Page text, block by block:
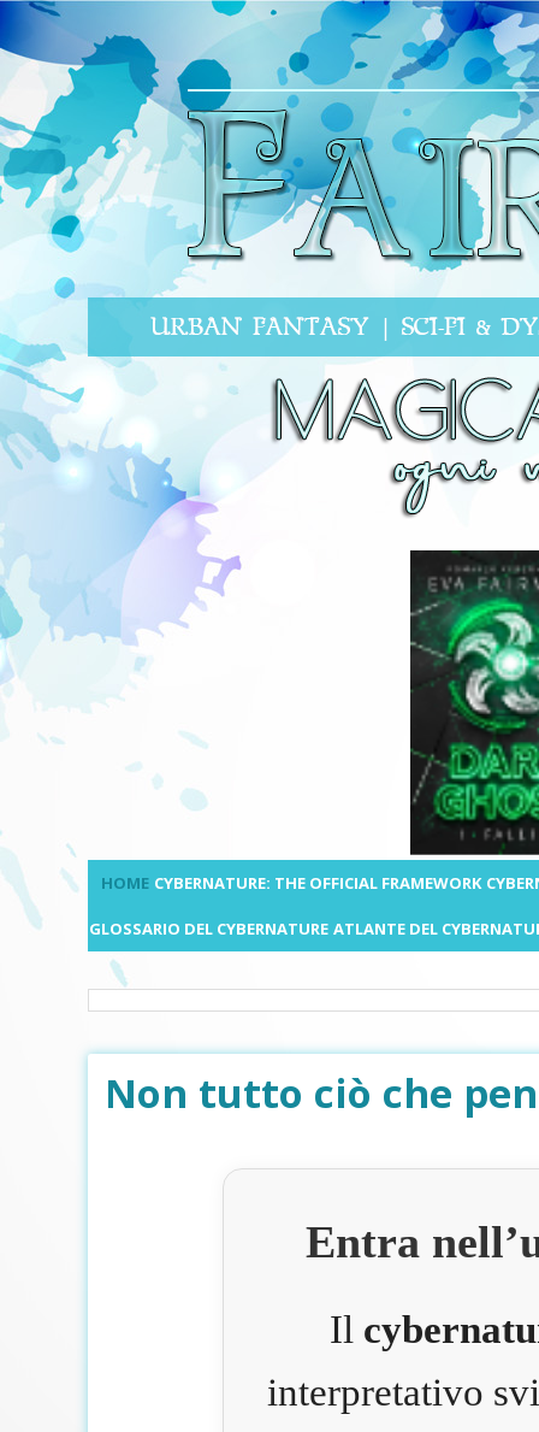
HOME CYBERNATURE: THE OFFICIAL FRAMEWORK
GLOSSARIO DEL CYBERNATURE ATLANTE DEL
Non tutto ciò che
Entra
Il
interpretativo